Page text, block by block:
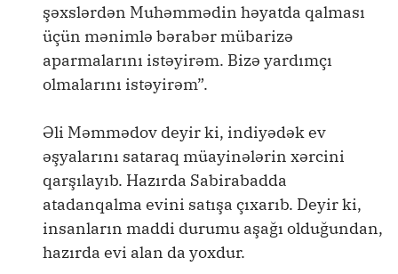
şəxslərdən Muhəmmədin həyatda qalması
üçün mənimlə bərabər mübarizə
aparmalarını istəyirəm. Bizə yardımçı
olmalarını istəyirəm”.
Əli Məmmədov deyir ki, indiyədək ev
əşyalarını sataraq müayinələrin xərcini
qarşılayıb. Hazırda Sabirabadda
atadanqalma evini satışa çıxarıb. Deyir ki,
insanların maddi durumu aşağı olduğundan,
hazırda evi alan da yoxdur.